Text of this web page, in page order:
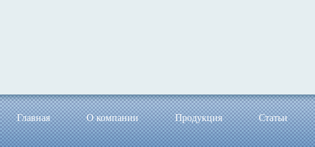
Главная О компании Продукция Статьи